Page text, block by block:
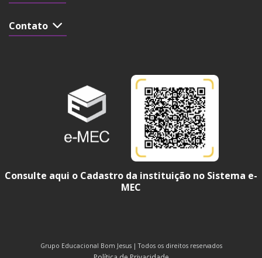
Contato
Consulte aqui o Cadastro da instituição no Sistema e-
MEC
Grupo Educacional Bom Jesus | Todos os direitos reservados